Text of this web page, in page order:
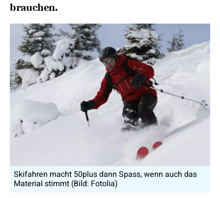
brauchen.
Skifahren macht 50plus dann Spass, wenn auch das
Material stimmt (Bild: Fotolia)